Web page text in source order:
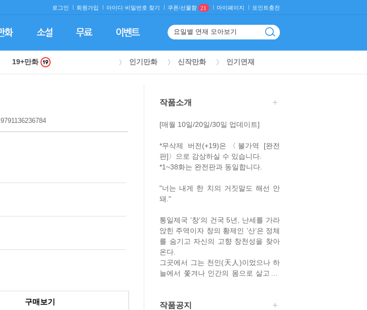
로그인 회원가입 아이디·비밀번호 찾기 쿠폰/선물함 21 마이페이지 포인트충전
19+만화 인기만화 신작만화 인기연재
9791136236784
구매보기
작품소개
[매월 10일/20일/30일 업데이트]
*무삭제 버전(+19)은〈불가역 [완전
판]〉으로 감상하실 수 있습니다.
*1~38화는 완전판과 동일합니다.
"너는 내게 한 치의 거짓말도 해선 안
돼."
통일제국 ’창’의 건국 5년, 난세를 가라
앉힌 주역이자 창의 황제인 ’산’은 정체
를 숨기고 자신의 고향 창천성을 찾아
온다.
그곳에서 그는 천인(天人)이었으나 하
늘에서 쫓겨나 인간의 몸으로 살고 있
하늘과의 관계가 금기시 되어 있는 창
작품공지